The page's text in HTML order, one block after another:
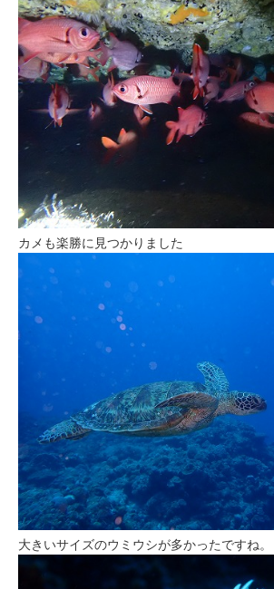
カメも楽勝に見つかりました
大きいサイズのウミウシが多かったですね。